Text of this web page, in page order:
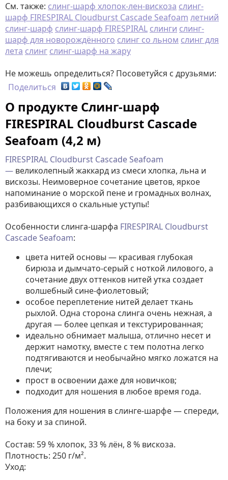
См. также: слинг-шарф хлопок-лен-вискоза слинг-
шарф FIRESPIRAL Cloudburst Cascade Seafoam летний
слинг-шарф слинг-шарф FIRESPIRAL слинги слинг-
шарф для новорождённого слинг со льном слинг для
лета слинг слинг-шарф на жару
Не можешь определиться? Посоветуйся с друзьями:
Поделиться
О продукте Слинг-шарф
FIRESPIRAL Cloudburst Cascade
Seafoam (4,2 м)
FIRESPIRAL Cloudburst Cascade Seafoam
— великолепный жаккард из смеси хлопка, льна и
вискозы. Неимоверное сочетание цветов, яркое
напоминание о морской пене и громадных волнах,
разбивающихся о скальные уступы!
Особенности слинга-шарфа FIRESPIRAL Cloudburst
Cascade Seafoam:
цвета нитей основы — красивая глубокая
бирюза и дымчато-серый с ноткой лилового, а
сочетание двух оттенков нитей утка создает
волшебный сине-фиолетовый;
особое переплетение нитей делает ткань
рыхлой. Одна сторона слинга очень нежная, а
другая — более цепкая и текстурированная;
идеально обнимает малыша, отлично несет и
держит намотку, вместе с тем полотна легко
подтягиваются и необычайно мягко ложатся на
плечи;
прост в освоении даже для новичков;
подходит для ношения в любое время года.
Положения для ношения в слинге-шарфе — спереди,
на боку и за спиной.
Состав: 59 % хлопок, 33 % лён, 8 % вискоза.
Плотность: 250 г/м².
Уход: